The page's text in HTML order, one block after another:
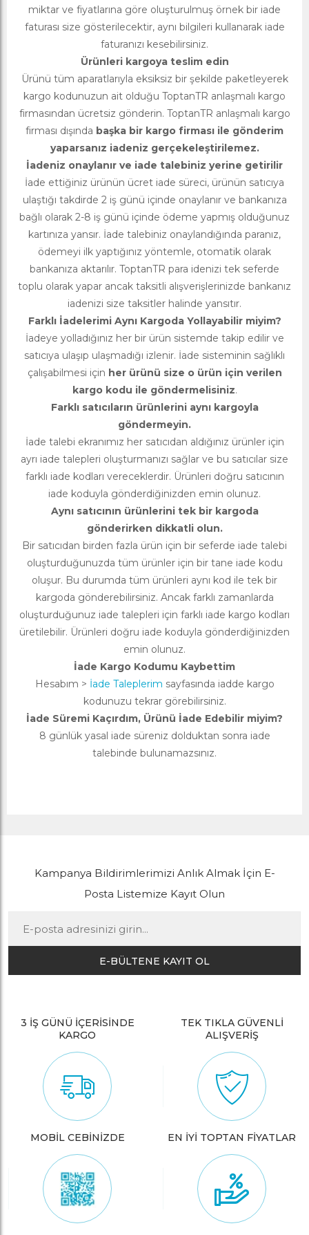
miktar ve fiyatlarına göre oluşturulmuş örnek bir iade
faturası size gösterilecektir, aynı bilgileri kullanarak iade
faturanızı kesebilirsiniz.
Ürünleri kargoya teslim edin
Ürünü tüm aparatlarıyla eksiksiz bir şekilde paketleyerek
kargo kodunuzun ait olduğu ToptanTR anlaşmalı kargo
firmasından ücretsiz gönderin. ToptanTR anlaşmalı kargo
firması dışında başka bir kargo firması ile gönderim
yaparsanız iadeniz gerçekeleştirilemez.
İadeniz onaylanır ve iade talebiniz yerine getirilir
İade ettiğiniz ürünün ücret iade süreci, ürünün satıcıya
ulaştığı takdirde 2 iş günü içinde onaylanır ve bankanıza
bağlı olarak 2-8 iş günü içinde ödeme yapmış olduğunuz
kartınıza yansır. İade talebiniz onaylandığında paranız,
ödemeyi ilk yaptığınız yöntemle, otomatik olarak
bankanıza aktarılır. ToptanTR para idenizi tek seferde
toplu olarak yapar ancak taksitli alışverişlerinizde bankanız
iadenizi size taksitler halinde yansıtır.
Farklı İadelerimi Aynı Kargoda Yollayabilir miyim?
İadeye yolladığınız her bir ürün sistemde takip edilir ve
satıcıya ulaşıp ulaşmadığı izlenir. İade sisteminin sağlıklı
çalışabilmesi için her ürünü size o ürün için verilen
kargo kodu ile göndermelisiniz.
Farklı satıcıların ürünlerini aynı kargoyla
göndermeyin.
İade talebi ekranımız her satıcıdan aldığınız ürünler için
ayrı iade talepleri oluşturmanızı sağlar ve bu satıcılar size
farklı iade kodları vereceklerdir. Ürünleri doğru satıcının
iade koduyla gönderdiğinizden emin olunuz.
Aynı satıcının ürünlerini tek bir kargoda
gönderirken dikkatli olun.
Bir satıcıdan birden fazla ürün için bir seferde iade talebi
oluşturduğunuzda tüm ürünler için bir tane iade kodu
oluşur. Bu durumda tüm ürünleri aynı kod ile tek bir
kargoda gönderebilirsiniz. Ancak farklı zamanlarda
oluşturduğunuz iade talepleri için farklı iade kargo kodları
üretilebilir. Ürünleri doğru iade koduyla gönderdiğinizden
emin olunuz.
İade Kargo Kodumu Kaybettim
Hesabım > İade Taleplerim sayfasında iadde kargo
kodunuzu tekrar görebilirsiniz.
İade Süremi Kaçırdım, Ürünü İade Edebilir miyim?
8 günlük yasal iade süreniz dolduktan sonra iade
talebinde bulunamazsınız.
Kampanya Bildirimlerimizi Anlık Almak İçin E-
Posta Listemize Kayıt Olun
E-BÜLTENE KAYIT OL
3 İŞ GÜNÜ İÇERİSİNDE
KARGO
TEK TIKLA GÜVENLİ
ALIŞVERİŞ
MOBİL CEBİNİZDE EN İYİ TOPTAN FİYATLAR